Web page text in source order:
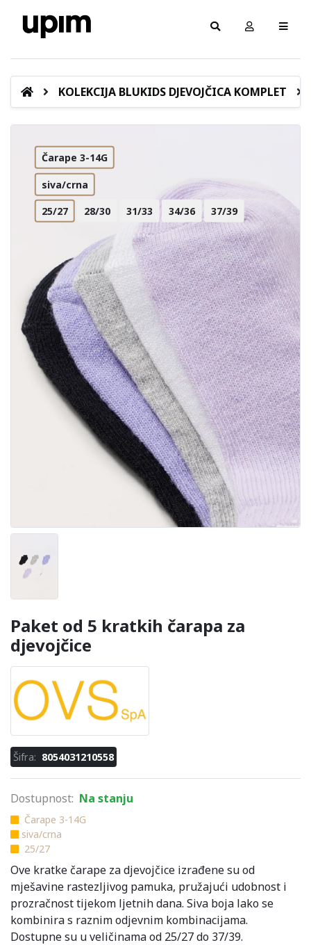
KOLEKCIJA BLUKIDS DJEVOJČICA KOMPLET
Čarape 3-14G
siva/crna
25/27 28/30 31/33 34/36 37/39
Paket od 5 kratkih čarapa za
djevojčice
Šifra: 8054031210558
Dostupnost: Na stanju
Čarape 3-14G
siva/crna
25/27
Ove kratke čarape za djevojčice izrađene su od
mješavine rastezljivog pamuka, pružajući udobnost i
prozračnost tijekom ljetnih dana. Siva boja lako se
kombinira s raznim odjevnim kombinacijama.
Dostupne su u veličinama od 25/27 do 37/39.